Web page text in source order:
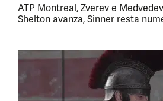
ATP Montreal, Zverev e
Shelton avanza, Sinner resta